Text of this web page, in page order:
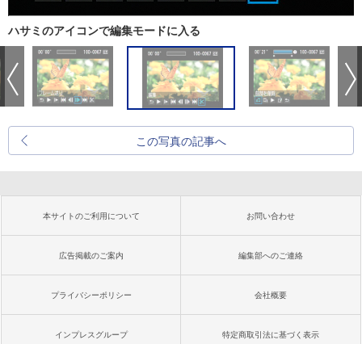
ハサミのアイコンで編集モードに入る
この写真の記事へ
本サイトのご利用について お問い合わせ
広告掲載のご案内 編集部へのご連絡
プライバシーポリシー 会社概要
インプレスグループ 特定商取引法に基づく表示